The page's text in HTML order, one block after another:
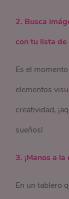
2. Busca
con tu lista de
Es el
elementos
creatividad,
sueños!
3. ¡Manos a la
En un tablero